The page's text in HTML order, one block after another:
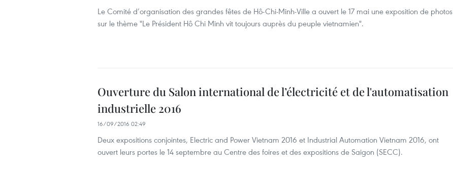
Le Comité d’organisation des grandes fêtes de Hô-Chi-Minh-Ville a ouvert le 17 mai une exposition de photos
sur le thème "Le Président Hô Chi Minh vit toujours auprès du peuple vietnamien".
Ouverture du Salon international de l’électricité et de l'automatisation
industrielle 2016
16/09/2016 02:49
Deux expositions conjointes, Electric and Power Vietnam 2016 et Industrial Automation Vietnam 2016, ont
ouvert leurs portes le 14 septembre au Centre des foires et des expositions de Saigon (SECC).